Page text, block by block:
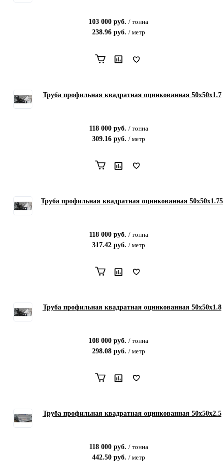
103 000 руб. / тонна
238.96руб. / метр
Труба профильная квадратная оцинкованная 50х50х1.7
118 000руб. / тонна
309.16руб. / метр
Труба профильная квадратная оцинкованная 50х50х1.75
118 000руб. / тонна
317.42руб. / метр
Труба профильная квадратная оцинкованная 50х50х1.8
108 000 руб. / тонна
298.08руб. / метр
Труба профильная квадратная оцинкованная 50х50х2.5
118 000руб. / тонна
442.50руб. / метр